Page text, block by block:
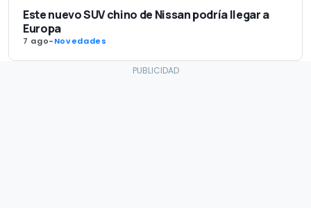
Este nuevo SUV chino de Nissan podría llegar a
Europa
7 ago-Novedades